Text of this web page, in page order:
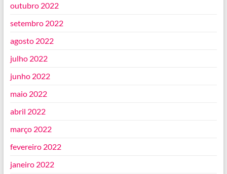
outubro 2022
setembro 2022
agosto 2022
julho 2022
junho 2022
maio 2022
abril 2022
março 2022
fevereiro 2022
janeiro 2022